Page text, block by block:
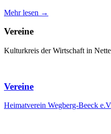
Mehr lesen →
Vereine
Kulturkreis der Wirtschaft in
Vereine
Heimatverein Wegberg-Beeck